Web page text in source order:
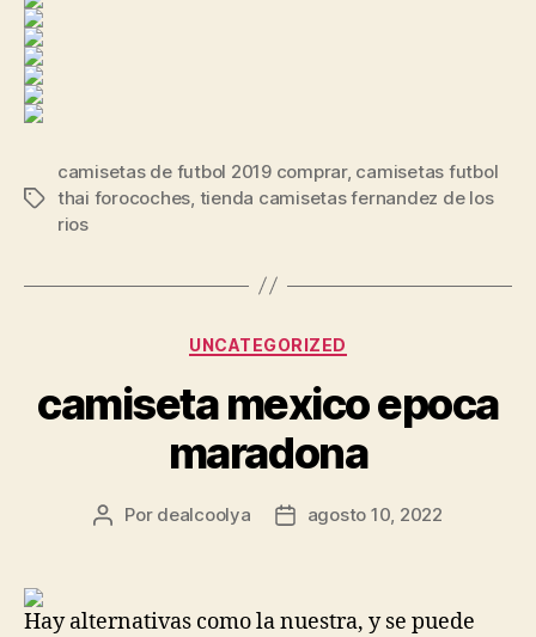
Etiquetas
camisetas de futbol 2019 comprar, camisetas futbol
thai forocoches tienda camisetas fernandez de los
rios
Categorías
UNCATEGORIZED
camiseta mexico epoca
maradona
Autor
Por dealcoolya
Fechaagosto 10, 2022
Hay alternativas como la nuestra, y se puede